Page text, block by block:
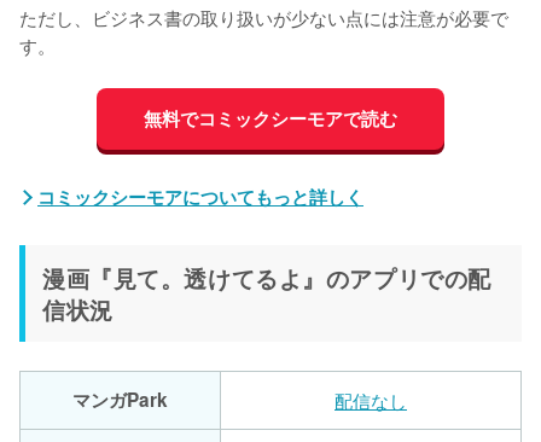
ただし、ビジネス書の取り扱いが少ない点には注意が必要で
す。
無料でコミックシーモアで読む
コミックシーモアについてもっと詳しく
漫画『見て。透けてるよ』のアプリでの配
信状況
マンガPark 配信なし